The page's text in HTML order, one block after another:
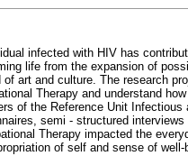
infected with HIV has
life from the expansion of
art and culture. The research
Therapy and understand
of the Reference Unit Infectious
semi - structured
Therapy impacted the
of self and sense of well-